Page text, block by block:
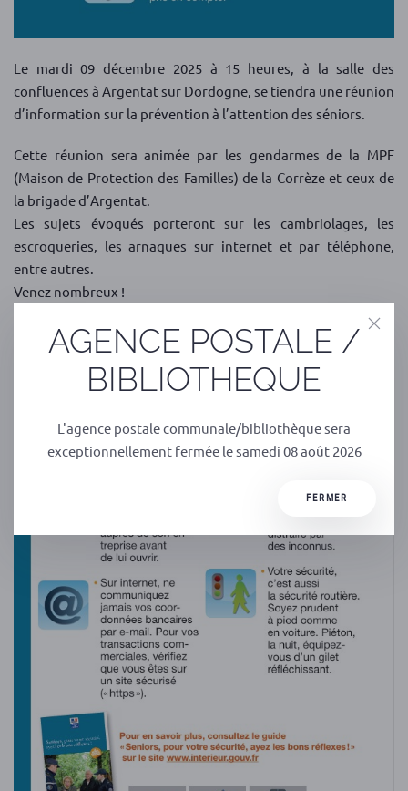
Le mardi 09 décembre 2025 à 15 heures, à la salle des
confluences à Argentat sur Dordogne, se tiendra une réunion
d’information sur la prévention à l’attention des séniors.
Cette réunion sera animée par les gendarmes de la MPF
(Maison de Protection des Familles) de la Corrèze et ceux de
la brigade d’Argentat.
Les sujets évoqués porteront sur les cambriolages, les
escroqueries, les arnaques sur internet et par téléphone,
entre autres.
Venez nombreux !
AGENCE POSTALE /
BIBLIOTHEQUE
L'agence postale communale/bibliothèque sera
exceptionnellement fermée le samedi 08 août 2026
FERMER